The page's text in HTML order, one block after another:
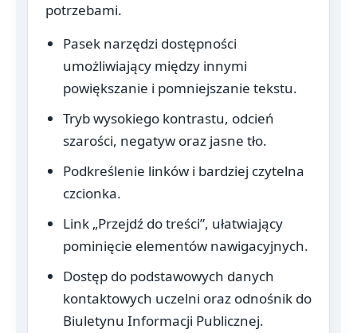
potrzebami.
Pasek narzędzi dostępności
umożliwiający między innymi
powiększanie i pomniejszanie tekstu.
Tryb wysokiego kontrastu, odcień
szarości, negatyw oraz jasne tło.
Podkreślenie linków i bardziej czytelna
czcionka.
Link „Przejdź do treści”, ułatwiający
pominięcie elementów nawigacyjnych.
Dostęp do podstawowych danych
kontaktowych uczelni oraz odnośnik do
Biuletynu Informacji Publicznej.